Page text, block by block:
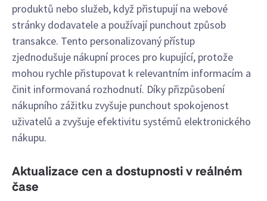
produktů nebo služeb, když přistupují na webové
stránky dodavatele a používají punchout způsob
transakce. Tento personalizovaný přístup
zjednodušuje nákupní proces pro kupující, protože
mohou rychle přistupovat k relevantním informacím a
činit informovaná rozhodnutí. Díky přizpůsobení
nákupního zážitku zvyšuje punchout spokojenost
uživatelů a zvyšuje efektivitu systémů elektronického
nákupu.
Aktualizace cen a dostupnosti v reálném
čase